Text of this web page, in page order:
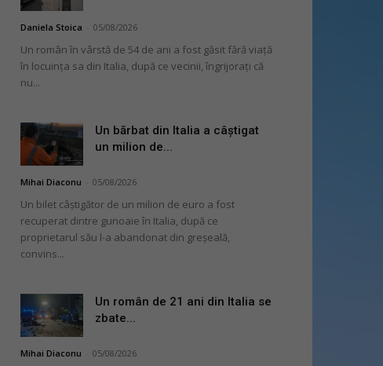
Daniela Stoica 05/08/2026
Un român în vârstă de 54 de ani a fost găsit fără viață
în locuința sa din Italia, după ce vecinii, îngrijorați că
nu...
Un bărbat din Italia a câștigat
un milion de...
Mihai Diaconu 05/08/2026
Un bilet câștigător de un milion de euro a fost
recuperat dintre gunoaie în Italia, după ce
proprietarul său l-a abandonat din greșeală,
convins...
Un român de 21 ani din Italia se
zbate...
Mihai Diaconu 05/08/2026